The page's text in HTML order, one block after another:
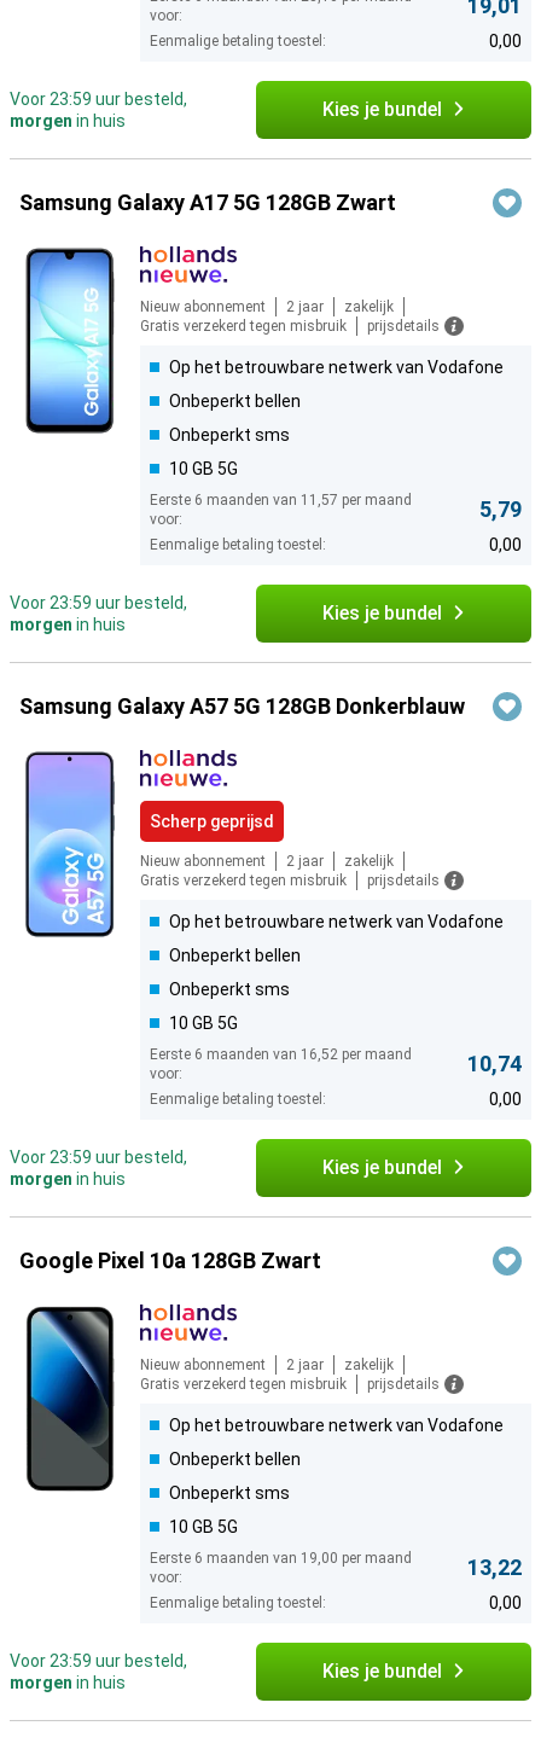
voor:
19,01
Eenmalige betaling toestel: 0,00
Voor 23:59 uur besteld,
morgen in huis Kies je bundel
Samsung Galaxy A17 5G 128GB Zwart
Nieuw abonnement 2 jaar
zakelijk
Gratis verzekerd tegen misbruik
prijsdetails
Op het betrouwbare netwerk van Vodafone
Onbeperkt bellen
Onbeperkt sms
10 GB 5G
Eerste 6 maanden van 11,57 per maand
voor:
5,79
Eenmalige betaling toestel: 0,00
Voor 23:59 uur besteld,
morgen in huis Kies je bundel
Samsung Galaxy A57 5G 128GB Donkerblauw
Scherp geprijsd
Nieuw abonnement 2 jaar
zakelijk
Gratis verzekerd tegen misbruik
prijsdetails
Op het betrouwbare netwerk van Vodafone
Onbeperkt bellen
Onbeperkt sms
10 GB 5G
Eerste 6 maanden van 16,52 per maand
voor:
10,74
Eenmalige betaling toestel: 0,00
Voor 23:59 uur besteld,
morgen in huis Kies je bundel
Google Pixel 10a 128GB Zwart
Nieuw abonnement 2 jaar
zakelijk
Gratis verzekerd tegen misbruik
prijsdetails
Op het betrouwbare netwerk van Vodafone
Onbeperkt bellen
Onbeperkt sms
10 GB 5G
Eerste 6 maanden van 19,00 per maand
voor:
13,22
Eenmalige betaling toestel: 0,00
Voor 23:59 uur besteld,
morgen in huis Kies je bundel